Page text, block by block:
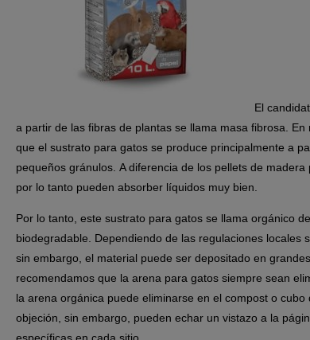
El
a partir de las fibras de plantas se llama masa fibrosa.
que el sustrato para gatos se produce principalmente a
pequeños gránulos. A diferencia de los pellets de
por lo tanto pueden absorber líquidos muy bien.
Por lo tanto, este sustrato para gatos se llama orgánico
biodegradable. Dependiendo de las regulaciones locales
sin embargo, el material puede ser depositado en
recomendamos que la arena para gatos siempre sean
la arena orgánica puede eliminarse en el compost o
objeción, sin embargo, pueden echar un vistazo a la